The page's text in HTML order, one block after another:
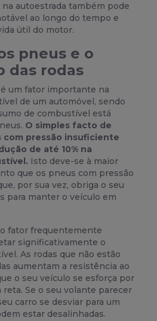
autoestrada também pode
ao longo do tempo e
útil do motor.
pneus e o
das rodas
é um fator importante na
de um automóvel, sendo
de combustível está
O simples facto de
com pressão insuficiente
de até 10% na
Isto deve-se à maior
que os pneus com pressão
por sua vez, obriga o seu
para manter o veículo em
fator frequentemente
significativamente o
As rodas que não estão
aumentam a resistência ao
o seu veículo se esforça por
Se o seu volante parecer
carro se desviar para um
estar desalinhadas.